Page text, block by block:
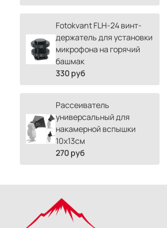
Fotokvant FLH-24 винт-
держатель для установки
микрофона на горячий
башмак
330 руб
Рассеиватель
универсальный для
накамерной вспышки
10х13см
270 руб